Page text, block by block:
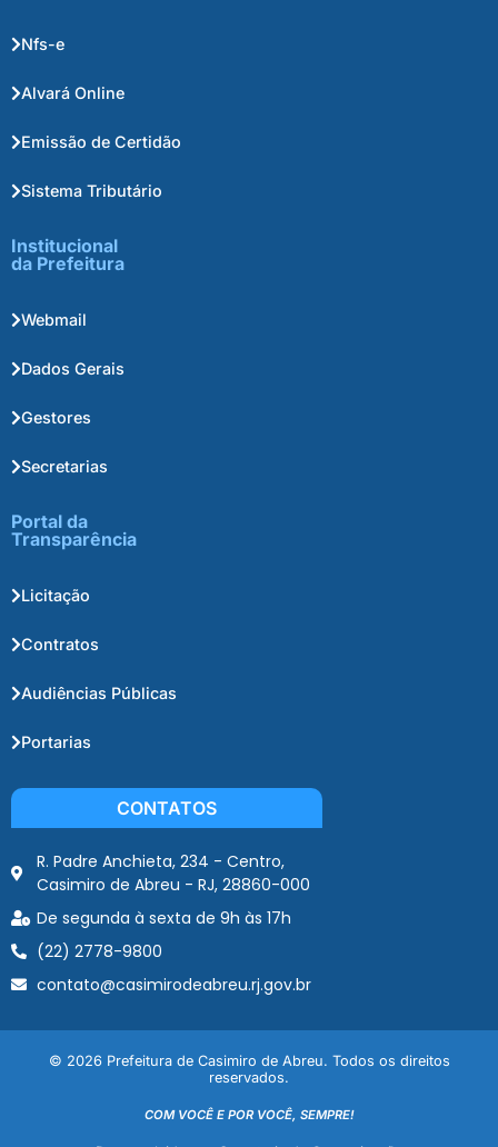
Nfs-e
Alvará Online
Emissão de Certidão
Sistema Tributário
Institucional
da Prefeitura
Webmail
Dados Gerais
Gestores
Secretarias
Portal da
Transparência
Licitação
Contratos
Audiências Públicas
Portarias
CONTATOS
R. Padre Anchieta, 234 - Centro,
Casimiro de Abreu - RJ, 28860-000
De segunda à sexta de 9h às 17h
(22) 2778-9800
contato@casimirodeabreu.rj.gov.br
© 2026 Prefeitura de Casimiro de Abreu. Todos os direitos
reservados.
COM VOCÊ E POR VOCÊ, SEMPRE!